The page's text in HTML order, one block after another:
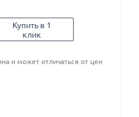
Купить в 1
клик
и может отличаться от цен